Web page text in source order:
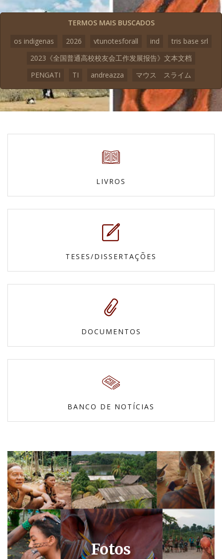
TERMOS MAIS BUSCADOS
os indigenas
2026 vtunotesforall ind
tris base srl
2023《全国普通高校校友会工作发展报告》文本文档
PENGATI
TI andreazza マウス スライム
LIVROS
TESES/DISSERTAÇÕES
DOCUMENTOS
BANCO DE NOTÍCIAS
Fotos